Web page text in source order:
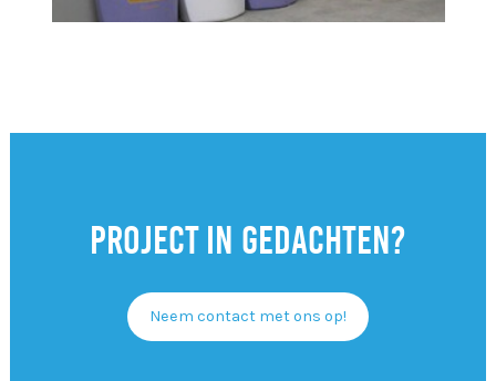
Project in gedachten?
Neem contact met ons op!